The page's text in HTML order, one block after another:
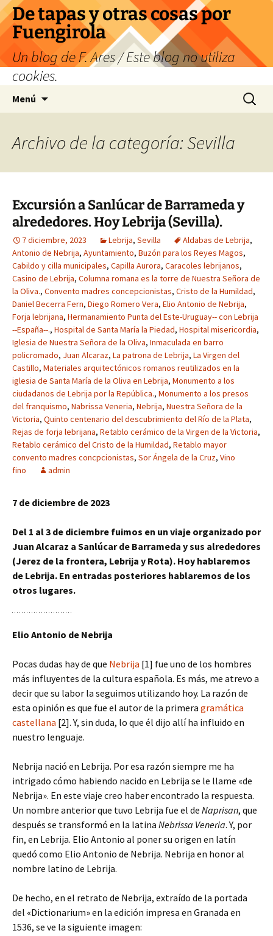
Saltar
al
contenido
De tapas y otras cosas por
Fuengirola
Un blog de F. Ares / Este blog no utiliza
cookies.
Menú Buscar:
Archivo de la categoría: Sevilla
Excursión a Sanlúcar de Barrameda y
alrededores. Hoy Lebrija (Sevilla).
7 diciembre, 2023 Lebrija, Sevilla Aldabas de Lebrija,
Antonio de Nebrija, Ayuntamiento, Buzón para los Reyes Magos,
Cabildo y cilla municipales, Capilla Aurora, Caracoles lebrijanos,
Casino de Lebrija, Columna romana es la torre de Nuestra Señora de
la Oliva., Convento madres concepcionistas, Cristo de la Humildad,
Daniel Becerra Fern, Diego Romero Vera, Elio Antonio de Nebrija,
Forja lebrijana, Hermanamiento Punta del Este-Uruguay-- con Lebrija
--España--., Hospital de Santa María la Piedad, Hospital misericordia,
Iglesia de Nuestra Señora de la Oliva, Inmaculada en barro
policromado, Juan Alcaraz, La patrona de Lebrija, La Virgen del
Castillo, Materiales arquitectónicos romanos reutilizados en la
iglesia de Santa María de la Oliva en Lebrija, Monumento a los
ciudadanos de Lebrija por la República., Monumento a los presos
del franquismo, Nabrissa Veneria, Nebrija, Nuestra Señora de la
Victoria, Quinto centenario del descubrimiento del Río de la Plata,
Rejas de forja lebrijana, Retablo cerámico de la Virgen de la Victoria,
Retablo cerámico del Cristo de la Humildad, Retablo mayor
convento madres concpcionistas, Sor Ángela de la Cruz, Vino
fino
admin
7 de diciembre de 2023
Del 1 al 3 de diciembre fuimos en un viaje organizado por
Juan Alcaraz a Sanlúcar de Barrameda y sus alrededores
(Jerez de la frontera, Lebrija y Rota). Hoy hablaremos
de Lebrija. En entradas posteriores hablaremos de los
otros lugares.
Elio Antonio de Nebrija
Pocas dudas hay de que Nebrija [1] fue uno de los hombres
más influyentes de la cultura española. Es más, me atrevo a
decir que su labor la seguimos utilizando hoy. La razón de
esta opinión es que fue el autor de la primera gramática
castellana [2]. Y, sin duda, lo que él dijo allí ha influido en
nuestro lenguaje.
Nebrija nació en Lebrija. Por esa razón siempre me ha
intrigado cómo habiendo nacido en Lebrija se le llame «de
Nebrija». En este viaje creo haber encontrado la respuesta.
Un nombre anterior que tuvo Lebrija fue el de Naprisan, que
después se transformó en la latina Nebrissa Veneria. Y, por
fin, en Lebrija. Elio Antonio al poner su origen en latín
quedó como Elio Antonio de Nebrija. Nebrija en honor al
nombre latino de Lebrija.
De hecho, en el retrato de Nebrija, extraído de la portada
del «Dictionarium» en la edición impresa en Granada en
1536, se ve la siguiente imagen: